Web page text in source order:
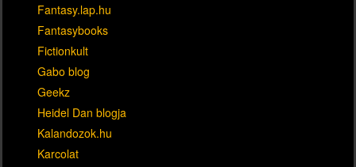
Fantasy.lap.hu
Fantasybooks
Fictionkult
Gabo blog
Geekz
Heidel Dan blogja
Kalandozok.hu
Karcolat